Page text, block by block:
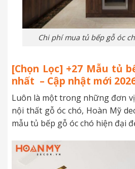
Chi phí mua tủ bếp gỗ óc
[Chọn Lọc] +27 Mẫu tủ
nhất – Cập nhật mới
Luôn là một trong những đơn
nội thất gỗ óc chó, Hoàn Mỹ
mẫu tủ bếp gỗ óc chó hiện đại